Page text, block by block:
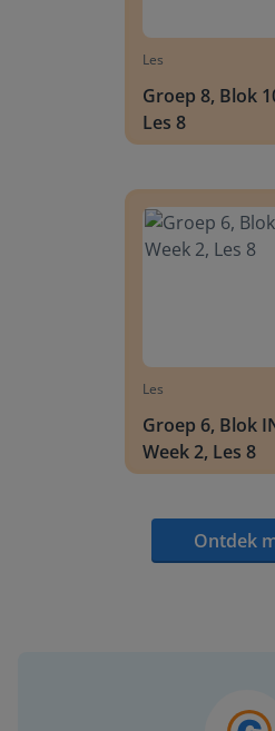
Les
Groep 8, Blok
Les 8
Les
Groep 6, Blok
Week 2, Les 8
Ontdek